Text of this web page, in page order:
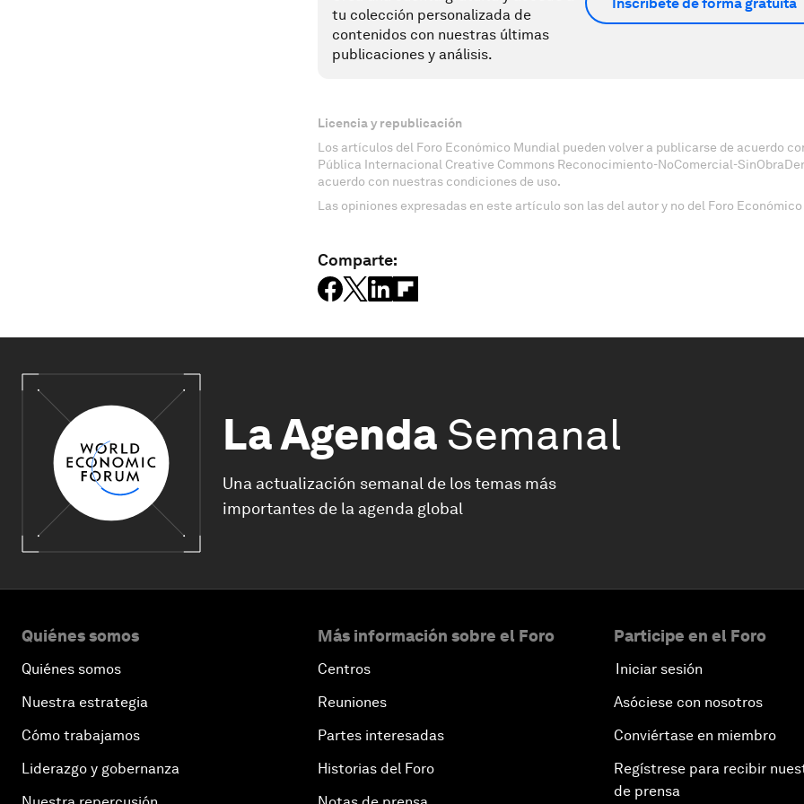
tu colección personalizada de
contenidos con nuestras últimas
publicaciones y análisis.
Licencia y republicación
Los artículos del Foro Económico Mundial pueden volver a publicarse de acuerdo
Pública Internacional Creative Commons Reconocimiento-NoComercial-
acuerdo con nuestras condiciones de uso.
Las opiniones expresadas en este artículo son las del autor y no del Foro
Comparte:
La Agenda Semanal
Una actualización semanal de los temas más
importantes de la agenda global
Quiénes somos
Quiénes somos
Nuestra estrategia
Cómo trabajamos
Liderazgo y gobernanza
Más información sobre el Foro
Centros
Reuniones
Partes interesadas
Historias del Foro
Participe en el Foro
Iniciar sesión
Asóciese con nosotros
Conviértase en miembro
Regístrese para recibir
de prensa